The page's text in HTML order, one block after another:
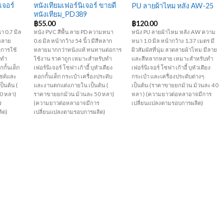
จอร์
0.7 มิล
าย
ารใช้
ำ
กั้นเด็ก
ด์และ
นต้น (
หลา)
ต)
หนังเทียมเฟอร์นิเจอร์ ขายดี
หนังเทียม_PD389
฿55.00
หนัง PVC สีพื้น ลาย PD ความหนา
0.6 มิล หน้ากว้าง 54 นิ้ว มีสีหลาก
หลายมากกว่าหนังแท้ ทนทานต่อการ
ใช้งาน ราคาถูก เหมาะสำหรับทำ
เฟอร์นิเจอร์ โซฟา เก้าอี้ บุหัวเตียง
คอกกั้นเด็ก กระเป๋า เครื่องประดับ
และงานตกแต่งภายใน เป็นต้น (
ราคาขายยกม้วน ม้วนละ 50 หลา)
(ความยาวต่อหลาอาจมีการ
เปลี่ยนแปลงตามรอบการผลิต)
PU ลายผ้าไหม หลัง AW-25
฿120.00
หนัง PU ลายผ้าไหม หลัง AW ความ
หนา 1.0 มิล หน้ากว้าง 1.37 เมตร มี
ผิวสัมผัสที่นุ่ม ลวดลายผ้าไหม มีลาย
และสีหลากหลาย เหมาะสำหรับทำ
เฟอร์นิเจอร์ โซฟา เก้าอี้ บุหัวเตียง
กระเป๋า และเครื่องประดับต่างๆ
เป็นต้น (ราคาขายยกม้วน ม้วนละ 40
หลา ) (ความยาวต่อหลาอาจมีการ
เปลี่ยนแปลงตามรอบการผลิต)